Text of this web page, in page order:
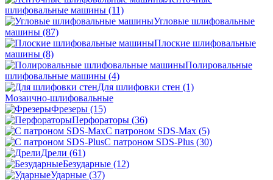
шлифовальные машины (11)
Угловые шлифовальные
машины (87)
Плоские шлифовальные
машины (8)
Полировальные
шлифовальные машины (4)
Для шлифовки стен (1)
Мозаично-шлифовальные
Фрезеры (15)
Перфораторы (36)
С патроном SDS-Max (5)
С патроном SDS-Plus (30)
Дрели (61)
Безударные (12)
Ударные (37)